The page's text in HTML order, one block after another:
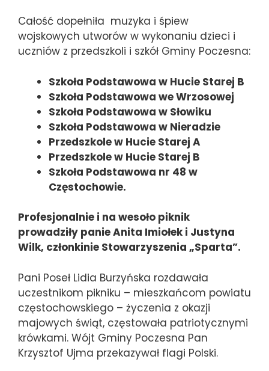
Całość dopełniła muzyka i śpiew
wojskowych utworów w wykonaniu dzieci i
uczniów z przedszkoli i szkół Gminy Poczesna:
Szkoła Podstawowa w Hucie Starej B
Szkoła Podstawowa we Wrzosowej
Szkoła Podstawowa w Słowiku
Szkoła Podstawowa w Nieradzie
Przedszkole w Hucie Starej A
Przedszkole w Hucie Starej B
Szkoła Podstawowa nr 48 w
Częstochowie.
Profesjonalnie i na wesoło piknik
prowadziły panie Anita Imiołek i Justyna
Wilk, członkinie Stowarzyszenia „Sparta”.
Pani Poseł Lidia Burzyńska rozdawała
uczestnikom pikniku – mieszkańcom powiatu
częstochowskiego – życzenia z okazji
majowych świąt, częstowała patriotycznymi
krówkami. Wójt Gminy Poczesna Pan
Krzysztof Ujma przekazywał flagi Polski.